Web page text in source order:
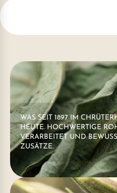
WAS SEIT 1897 IM
HEUTE. HOCHWERTIGE
VERARBEITET UND
ZUSÄTZE.